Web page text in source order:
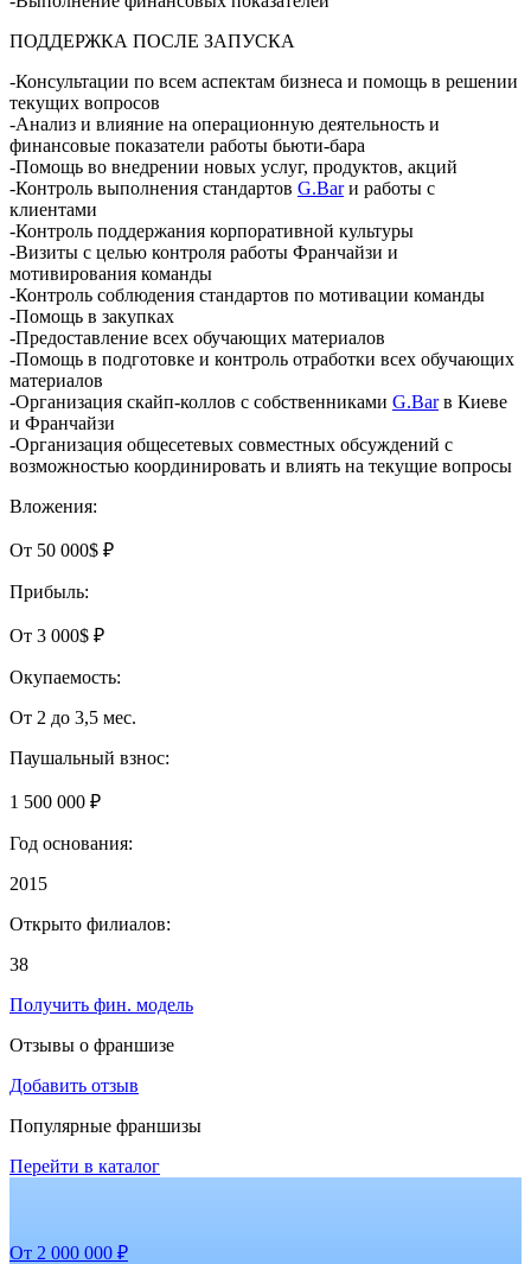
ПОДДЕРЖКА ПОСЛЕ ЗАПУСКА
-Консультации по всем аспектам бизнеса и помощь в решении
текущих вопросов
-Анализ и влияние на операционную деятельность и
финансовые показатели работы бьюти-бара
-Помощь во внедрении новых услуг, продуктов, акций
-Контроль выполнения стандартов G.Barи работы с
клиентами
-Контроль поддержания корпоративной культуры
-Визиты с целью контроля работы Франчайзи и
мотивирования команды
-Контроль соблюдения стандартов по мотивации команды
-Помощь в закупках
-Предоставление всех обучающих материалов
-Помощь в подготовке и контроль отработки всех обучающих
материалов
-Организация скайп-коллов с собственниками G.Barв Киеве
и Франчайзи
-Организация общесетевых совместных обсуждений с
возможностью координировать и влиять на текущие вопросы
Вложения:
От 50 000$ ₽
Прибыль:
От 3 000$ ₽
Окупаемость:
От 2 до 3,5 мес.
Паушальный взнос:
1 500 000 ₽
Год основания:
2015
Открыто филиалов:
38
Получить фин. модель
Отзывы о франшизе
Добавить отзыв
Популярные франшизы
Перейти в каталог
От 2 000 000 ₽